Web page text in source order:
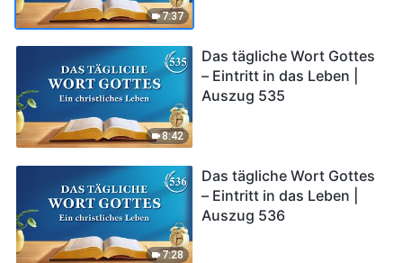
7:37
8:42
Das tägliche Wort Gottes
– Eintritt in das Leben |
Auszug 535
7:28
Das tägliche Wort Gottes
– Eintritt in das Leben |
Auszug 536